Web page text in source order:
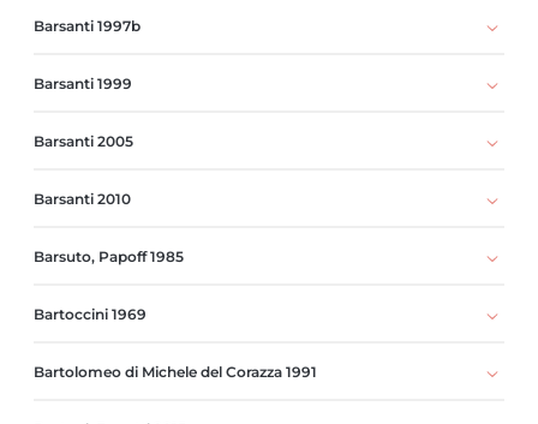
Barsanti 1997b
Barsanti 1999
Barsanti 2005
Barsanti 2010
Barsuto, Papoff 1985
Bartoccini 1969
Bartolomeo di Michele del Corazza 1991